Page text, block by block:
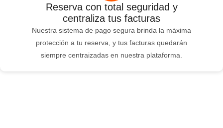
Reserva con total seguridad y
centraliza tus facturas
Nuestra sistema de pago segura brinda la máxima
protección a tu reserva, y tus facturas quedarán
siempre centraizadas en nuestra plataforma.